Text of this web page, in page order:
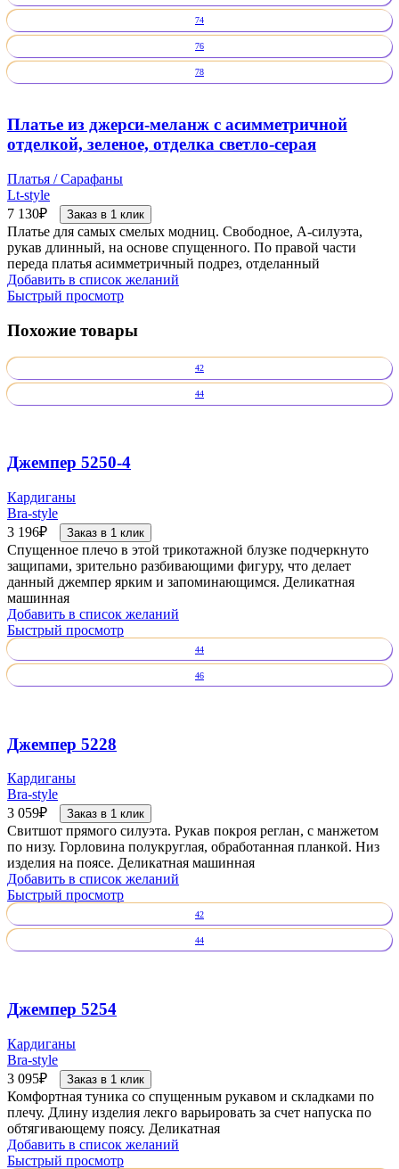
74
76
78
Платье из джерси-меланж с асимметричной
отделкой, зеленое, отделка светло-серая
Платья / Сарафаны
Lt-style
7 130₽ Заказ в 1 клик
Платье для самых смелых модниц. Свободное, А-силуэта,
рукав длинный, на основе спущенного. По правой части
переда платья асимметричный подрез, отделанный
Добавить в список желаний
Быстрый просмотр
Похожие товары
42
44
Джемпер 5250-4
Кардиганы
Bra-style
3 196₽ Заказ в 1 клик
Спущенное плечо в этой трикотажной блузке подчеркнуто
защипами, зрительно разбивающими фигуру, что делает
данный джемпер ярким и запоминающимся. Деликатная
машинная
Добавить в список желаний
Быстрый просмотр
44
46
Джемпер 5228
Кардиганы
Bra-style
3 059₽ Заказ в 1 клик
Свитшот прямого силуэта. Рукав покроя реглан, с манжетом
по низу. Горловина полукруглая, обработанная планкой. Низ
изделия на поясе. Деликатная машинная
Добавить в список желаний
Быстрый просмотр
42
44
Джемпер 5254
Кардиганы
Bra-style
3 095₽ Заказ в 1 клик
Комфортная туника со спущенным рукавом и складками по
плечу. Длину изделия лекго варьировать за счет напуска по
обтягивающему поясу. Деликатная
Добавить в список желаний
Быстрый просмотр